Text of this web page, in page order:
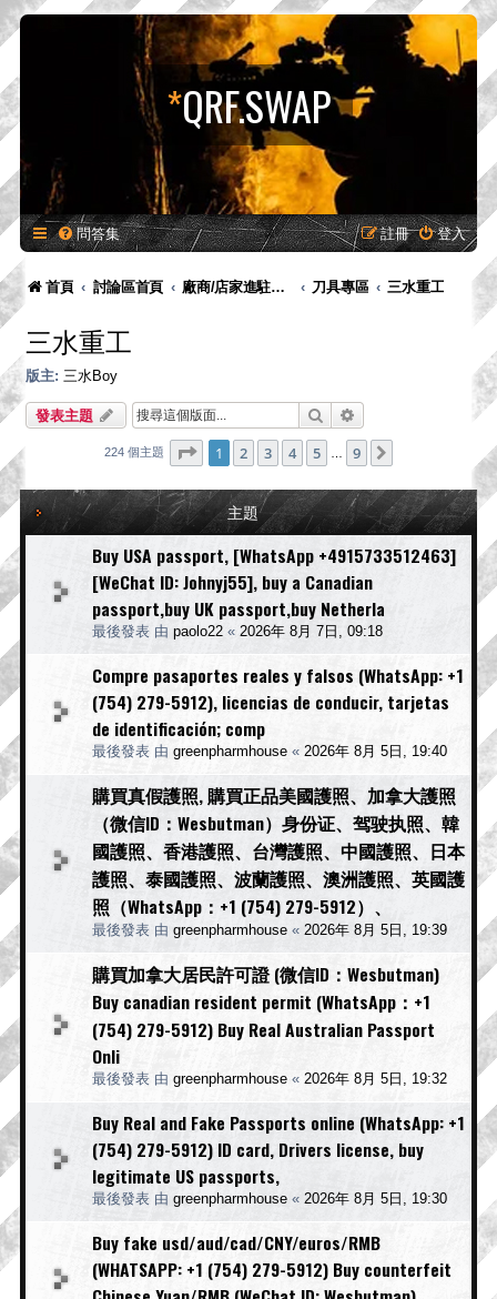
*QRF.SWAP
問答集 登入
註冊
首頁 討論區首頁 廠商/店家進駐專區-供廠商-供廠商/店家發布新品預告、產品消息，嚴禁販售！ 刀具專區 三水重工
三水重工
版主: 三水Boy
發表主題 搜尋
224 個主題 1 頁 (共9 頁)
1 2 3 4 5 9
主題
Buy USA passport, [WhatsApp +4915733512463]
[WeChat ID: Johnyj55], buy a Canadian
passport,buy UK passport,buy Netherla
最後發表 由 paolo22 « 2026年 8月 7日, 09:18
Compre pasaportes reales y falsos (WhatsApp: +1
(754) 279-5912), licencias de conducir, tarjetas
de identificación; comp
最後發表 由 greenpharmhouse « 2026年 8月 5日, 19:40
購買真假護照, 購買正品美國護照、加拿大護照
（微信ID：Wesbutman）身份证、驾驶执照、韓
國護照、香港護照、台灣護照、中國護照、日本
護照、泰國護照、波蘭護照、澳洲護照、英國護
照（WhatsApp：+1 (754) 279-5912）、
最後發表 由 greenpharmhouse « 2026年 8月 5日, 19:39
購買加拿大居民許可證 (微信ID：Wesbutman)
Buy canadian resident permit (WhatsApp：+1
(754) 279-5912) Buy Real Australian Passport
Onli
最後發表 由 greenpharmhouse « 2026年 8月 5日, 19:32
Buy Real and Fake Passports online (WhatsApp: +1
(754) 279-5912) ID card, Drivers license, buy
legitimate US passports,
最後發表 由 greenpharmhouse « 2026年 8月 5日, 19:30
Buy fake usd/aud/cad/CNY/euros/RMB
(WHATSAPP: +1 (754) 279-5912) Buy counterfeit